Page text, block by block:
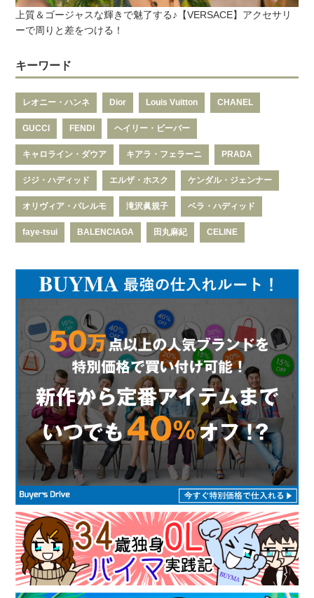
上質＆ゴージャスな輝きで魅了する♪【VERSACE】アクセサリ
ーで周りと差をつける！
キーワード
レオニー・ハンネ Dior Louis Vuitton CHANEL
GUCCI FENDI ヘイリー・ビーバー
キャロライン・ダウア キアラ・フェラーニ PRADA
ジジ・ハディッド エルザ・ホスク ケンダル・ジェンナー
オリヴィア・パレルモ 滝沢眞規子 ベラ・ハディッド
faye-tsui BALENCIAGA 田丸麻紀 CELINE